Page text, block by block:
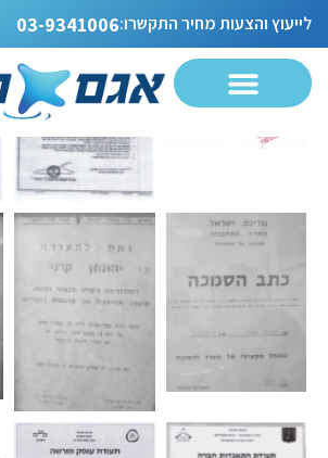
לייעוץ והצעות מחיר התקשרו:03-9341006